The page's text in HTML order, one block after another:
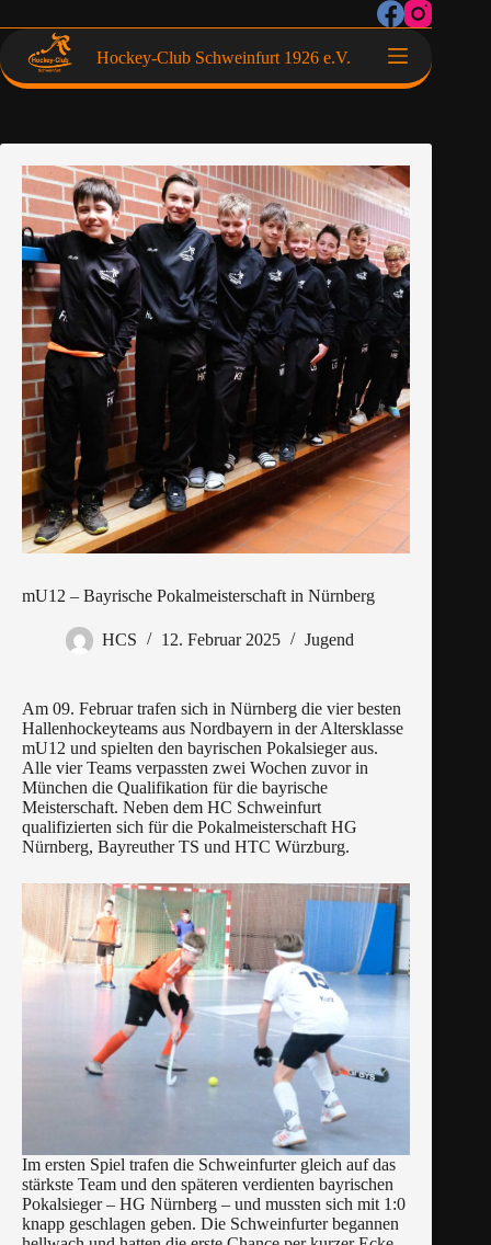
Hockey-Club Schweinfurt 1926 e.V.
mU12 – Bayrische Pokalmeisterschaft in Nürnberg
HCS 12. Februar 2025 Jugend
Am 09. Februar trafen sich in Nürnberg die vier besten
Hallenhockeyteams aus Nordbayern in der Altersklasse
mU12 und spielten den bayrischen Pokalsieger aus.
Alle vier Teams verpassten zwei Wochen zuvor in
München die Qualifikation für die bayrische
Meisterschaft. Neben dem HC Schweinfurt
qualifizierten sich für die Pokalmeisterschaft HG
Nürnberg, Bayreuther TS und HTC Würzburg.
Im ersten Spiel trafen die Schweinfurter gleich auf das
stärkste Team und den späteren verdienten bayrischen
Pokalsieger – HG Nürnberg – und mussten sich mit 1:0
knapp geschlagen geben. Die Schweinfurter begannen